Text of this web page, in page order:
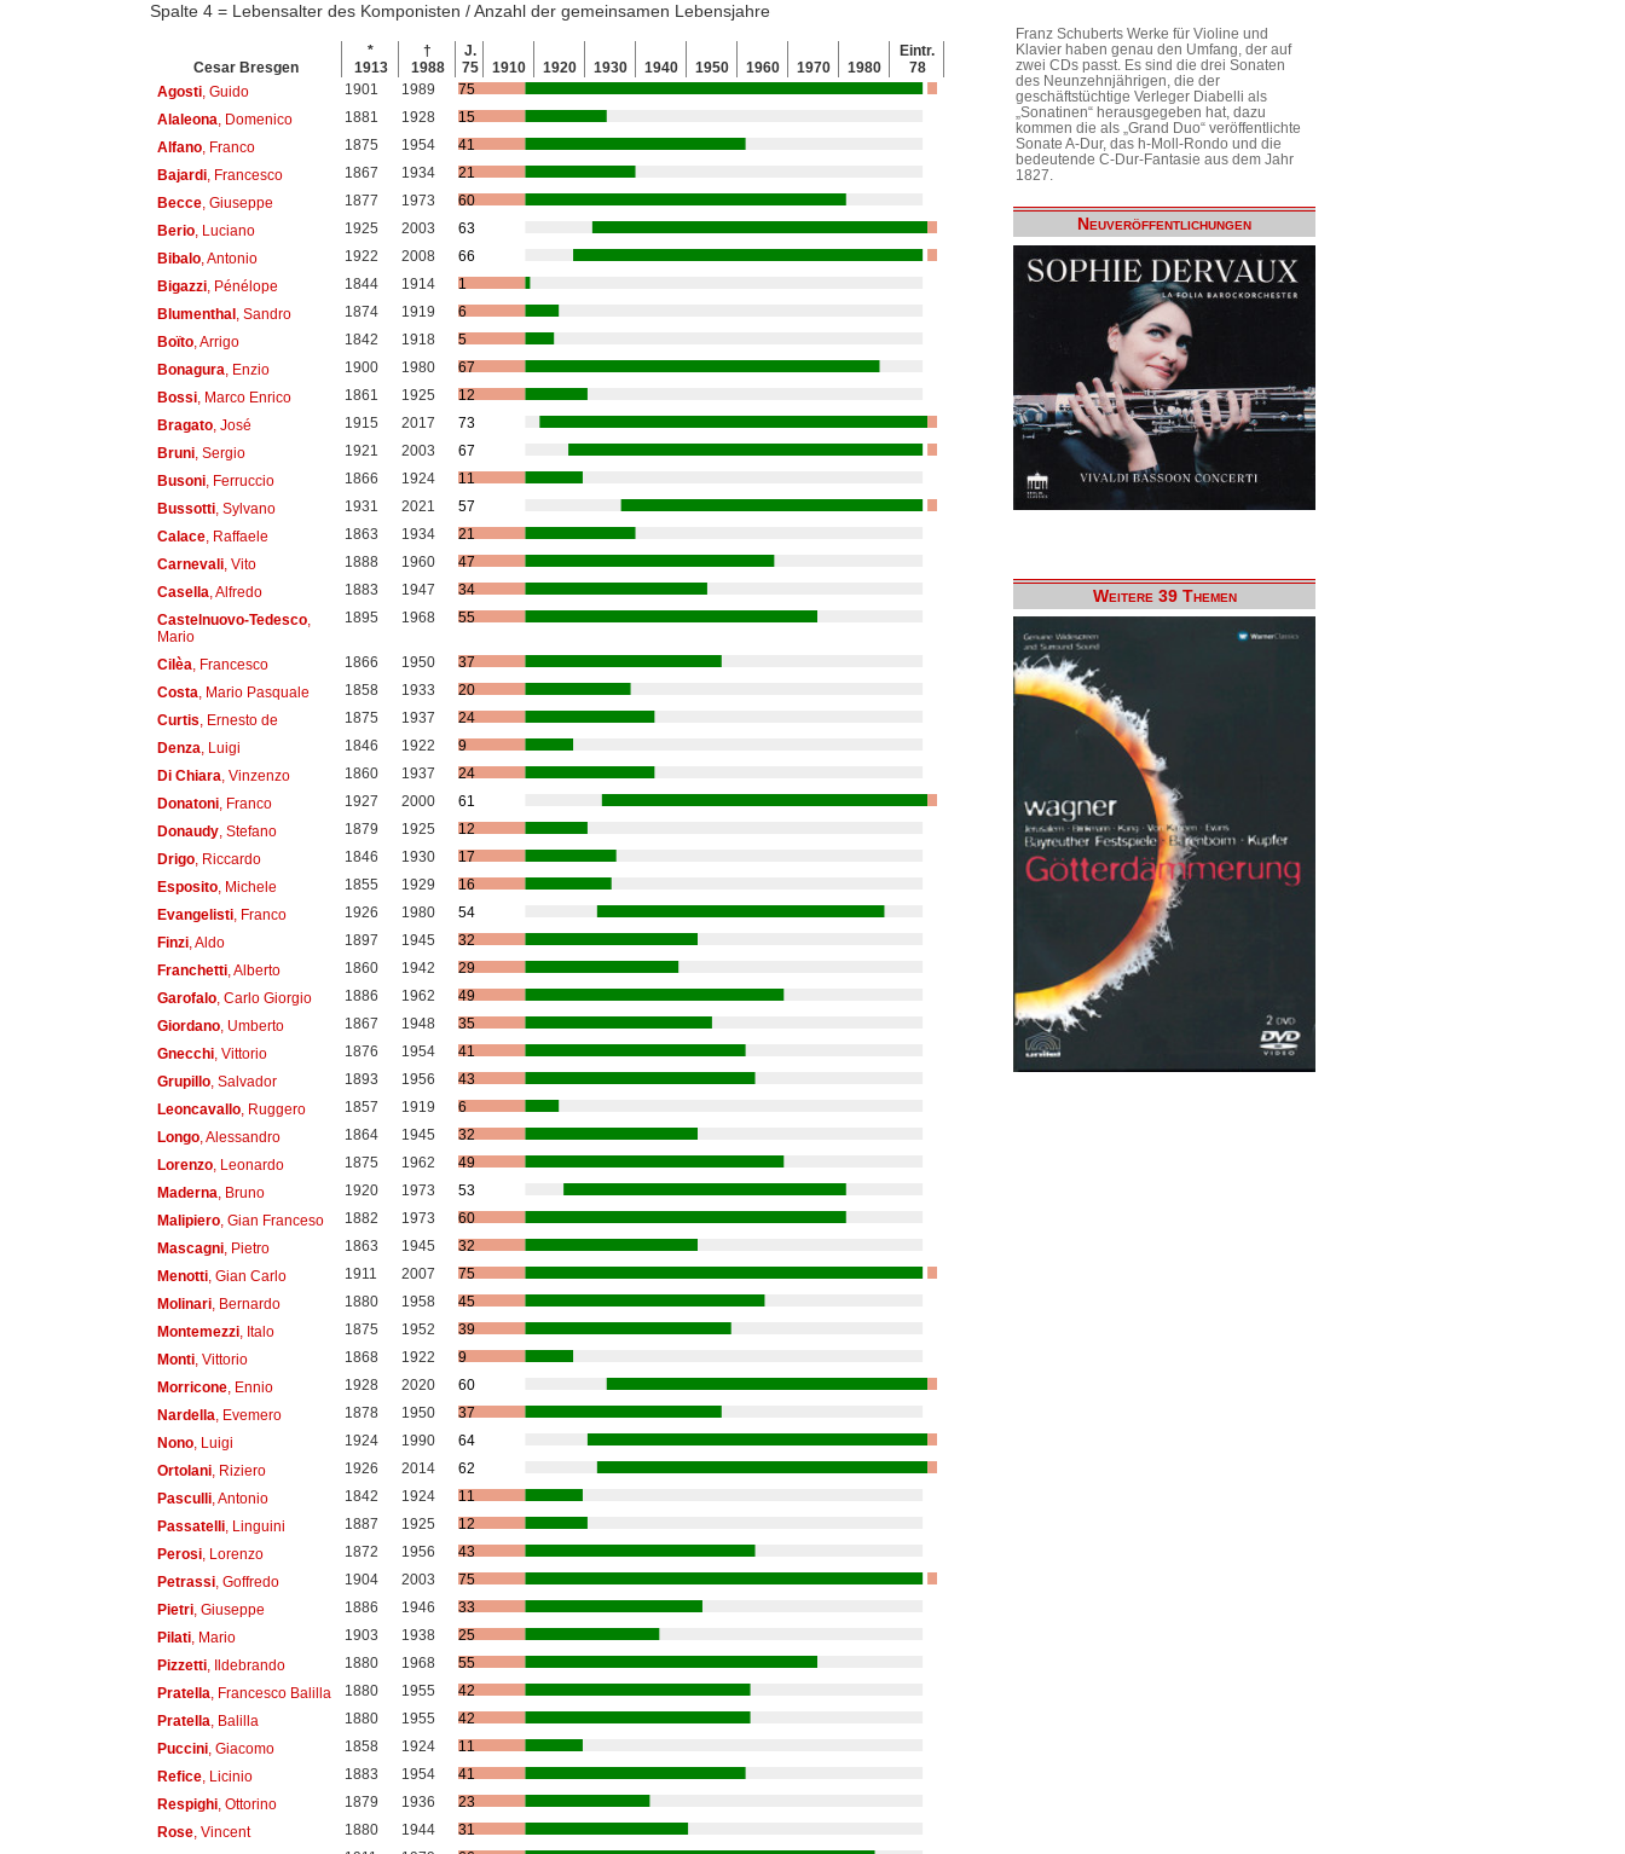
Spalte 4 = Lebensalter des Komponisten / Anzahl der gemeinsamen Lebensjahre
Cesar Bresgen
*
1913
†
1988
J.
75
1910 1920 1930 1940 1950 1960 1970 1980
Eintr.
78
Agosti, Guido 1901 1989
75
Alaleona, Domenico 1881 1928
15
Alfano, Franco 1875 1954
41
Bajardi, Francesco 1867 1934
21
Becce, Giuseppe 1877 1973
60
Berio, Luciano 1925 2003
63
Bibalo, Antonio 1922 2008
66
Bigazzi, Pénélope 1844 1914
1
Blumenthal , Sandro 1874 1919
6
Boïto, Arrigo 1842 1918
5
Bonagura, Enzio 1900 1980
67
Bossi, Marco Enrico 1861 1925
12
Bragato, José 1915 2017
73
Bruni, Sergio 1921 2003
67
Busoni, Ferruccio 1866 1924
11
Bussotti, Sylvano 1931 2021
57
Calace, Raffaele 1863 1934
21
Carnevali, Vito 1888 1960
47
Casella, Alfredo 1883 1947
34
Castelnuovo-Tedesco,
Mario
1895 1968 55
Cilèa, Francesco 1866 1950
37
Costa, Mario Pasquale 1858 1933
20
Curtis, Ernesto de 1875 1937
24
Denza, Luigi 1846 1922
9
Di Chiara, Vinzenzo 1860 1937
24
Donatoni, Franco 1927 2000
61
Donaudy, Stefano 1879 1925
12
Drigo, Riccardo 1846 1930
17
Esposito, Michele 1855 1929
16
Evangelisti, Franco 1926 1980
54
Finzi, Aldo 1897 1945
32
Franchetti, Alberto 1860 1942
29
Garofalo, Carlo Giorgio 1886 1962
49
Giordano, Umberto 1867 1948
35
Gnecchi, Vittorio 1876 1954
41
Grupillo, Salvador 1893 1956
43
Leoncavallo, Ruggero 1857 1919
6
Longo, Alessandro 1864 1945
32
Lorenzo, Leonardo 1875 1962
49
Maderna, Bruno 1920 1973
53
Malipiero, Gian Franceso 1882 1973
60
Mascagni, Pietro 1863 1945
32
Menotti, Gian Carlo 1911 2007
75
Molinari, Bernardo 1880 1958
45
Montemezzi, Italo 1875 1952
39
Monti, Vittorio 1868 1922
9
Morricone, Ennio 1928 2020
60
Nardella, Evemero 1878 1950
37
Nono, Luigi 1924 1990
64
Ortolani, Riziero 1926 2014
62
Pasculli, Antonio 1842 1924
11
Passatelli, Linguini 1887 1925
12
Perosi, Lorenzo 1872 1956
43
Petrassi, Goffredo 1904 2003
75
Pietri, Giuseppe 1886 1946
33
Pilati, Mario 1903 1938
25
Pizzetti, Ildebrando 1880 1968
55
Pratella, Francesco Balilla 1880 1955
42
Pratella, Balilla 1880 1955
42
Puccini, Giacomo 1858 1924
11
Refice, Licinio 1883 1954
41
Respighi, Ottorino 1879 1936
23
Rose, Vincent 1880 1944
31
Franz Schuberts Werke für Violine und
Klavier haben genau den Umfang, der auf
zwei CDs passt. Es sind die drei Sonaten
des Neunzehnjährigen, die der
geschäftstüchtige Verleger Diabelli als
„Sonatinen“ herausgegeben hat, dazu
kommen die als „Grand Duo“ veröffentlichte
Sonate A-Dur, das h-Moll-Rondo und die
bedeutende C-Dur-Fantasie aus dem Jahr
1827.
Neuveröffentlichungen
Weitere 39 Themen